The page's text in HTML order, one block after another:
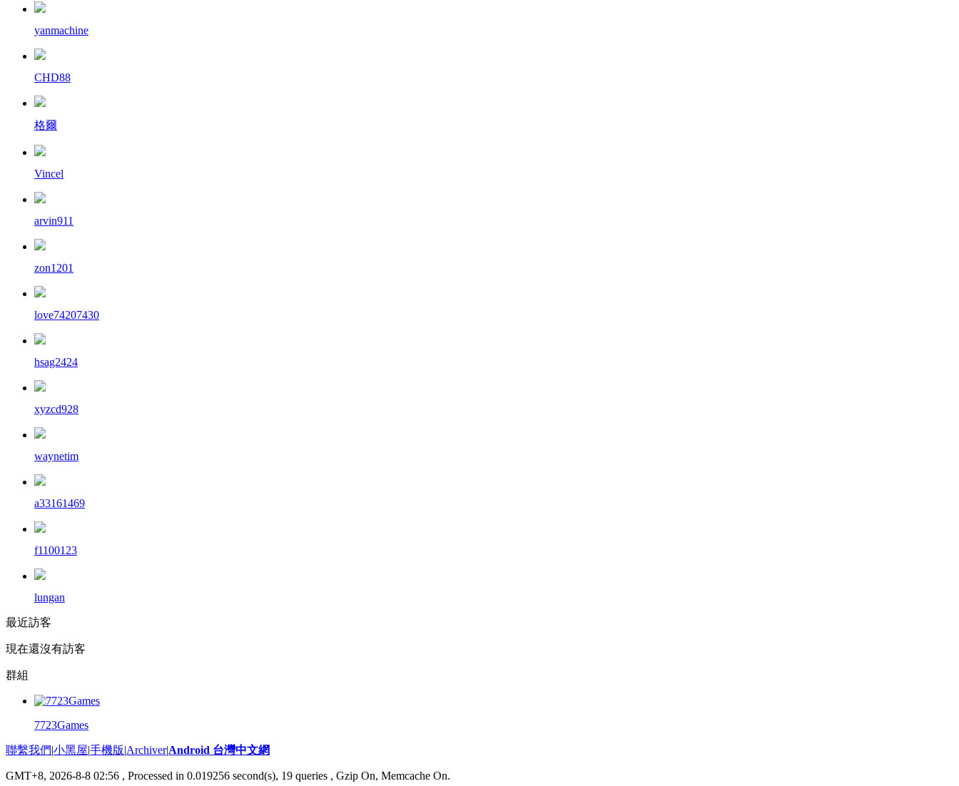
yanmachine
CHD88
格爾
Vincel
arvin911
zon1201
love74207430
hsag2424
xyzcd928
waynetim
a33161469
f1100123
lungan
最近訪客
現在還沒有訪客
群組
7723Games
聯繫我們|小黑屋|手機版|Archiver|Android 台灣中文網
GMT+8, 2026-8-8 02:56 , Processed in 0.019256 second(s), 19 queries , Gzip On, Memcache On.